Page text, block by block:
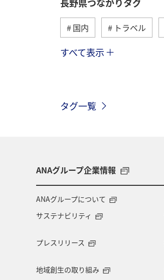
国内 トラベル
冬 島根県
ヤマメ
すべて表示
タグ一覧
ANAグループ企業情報
ANAグループについて
サステナビリティ
プレスリリース
地域創生の取り組み